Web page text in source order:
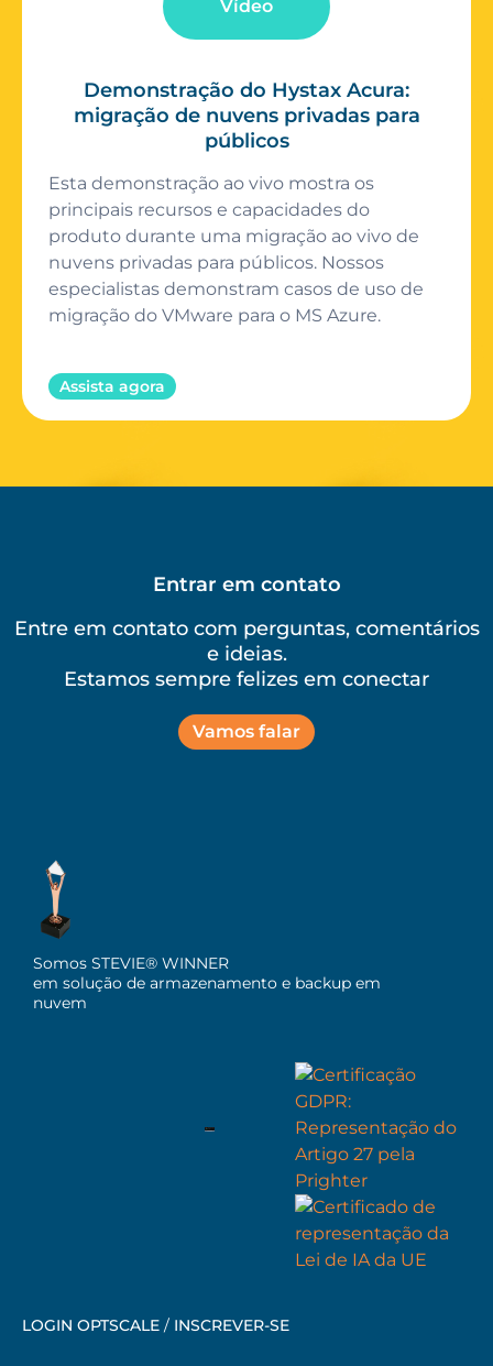
Vídeo
Demonstração do Hystax Acura:
migração de nuvens privadas para
públicos
Esta demonstração ao vivo mostra os
principais recursos e capacidades do
produto durante uma migração ao vivo de
nuvens privadas para públicos. Nossos
especialistas demonstram casos de uso de
migração do VMware para o MS Azure.
Assista agora
Entrar em contato
Entre em contato com perguntas, comentários
e ideias.
Estamos sempre felizes em conectar
Vamos falar
Somos STEVIE® WINNER
em solução de armazenamento e backup em
nuvem
LOGIN OPTSCALE / INSCREVER-SE